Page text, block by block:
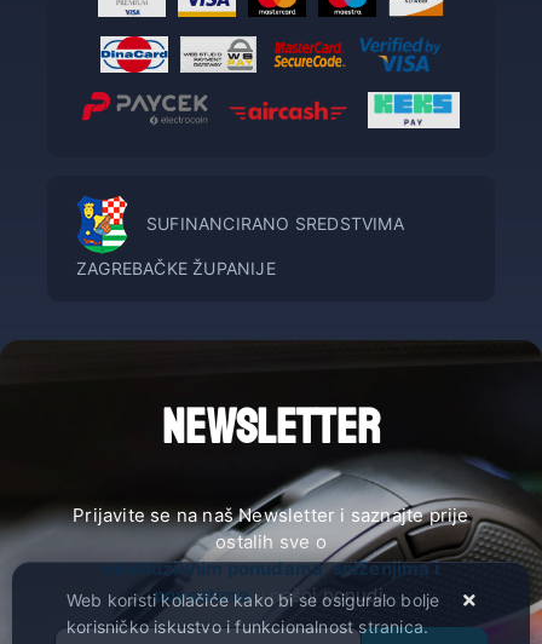
SUFINANCIRANO SREDSTVIMA
ZAGREBAČKE ŽUPANIJE
NEWSLETTER
Prijavite se na naš Newsletter i saznajte prije
ostalih sve o
ekskluzivnim ponudama, sniženjima i
novostimau našoj ponudi.
Web koristi kolačiće kako bi se osiguralo bolje
korisničko iskustvo i funkcionalnost stranica.